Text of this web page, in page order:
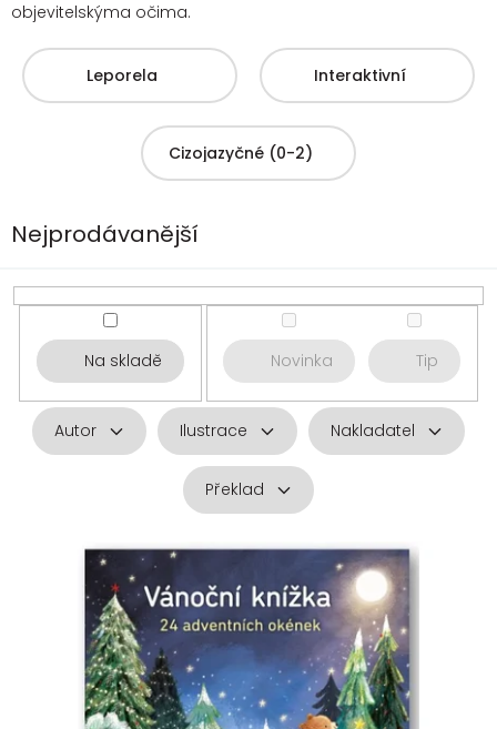
objevitelskýma očima.
Leporela Interaktivní
Cizojazyčné (0-2)
Nejprodávanější
Na skladě Novinka Tip
Autor Ilustrace Nakladatel
Překlad